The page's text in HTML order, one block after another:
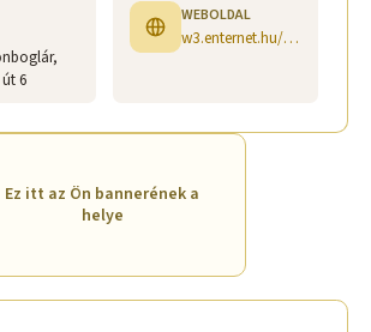
6
WEBOLDAL
w3.enternet.hu/horvat/nyaralas/nyboglar
Ez itt az Ön bannerének a
helye